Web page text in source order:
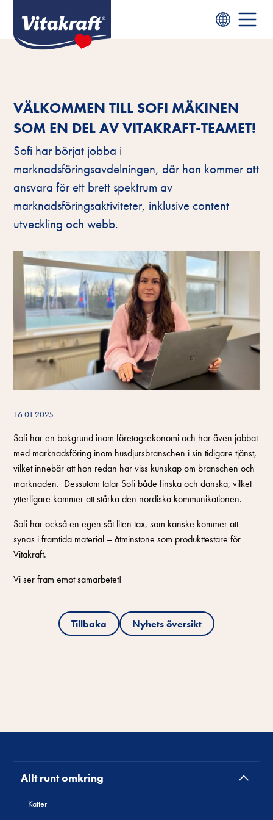
VÄLKOMMEN TILL SOFI MÄKINEN
SOM EN DEL AV VITAKRAFT-TEAMET!
Sofi har börjat jobba i
marknadsföringsavdelningen, där hon kommer att
ansvara för ett brett spektrum av
marknadsföringsaktiviteter, inklusive content
utveckling och webb.
16.01.2025
Sofi har en bakgrund inom företagsekonomi och har även jobbat
med marknadsföring inom husdjursbranschen i sin tidigare tjänst,
vilket innebär att hon redan har viss kunskap om branschen och
marknaden. Dessutom talar Sofi både finska och danska, vilket
ytterligare kommer att stärka den nordiska kommunikationen.
Sofi har också en egen söt liten tax, som kanske kommer att
synas i framtida material – åtminstone som produkttestare för
Vitakraft.
Vi ser fram emot samarbetet!
Tillbaka Nyhets översikt
Allt runt omkring
Katter